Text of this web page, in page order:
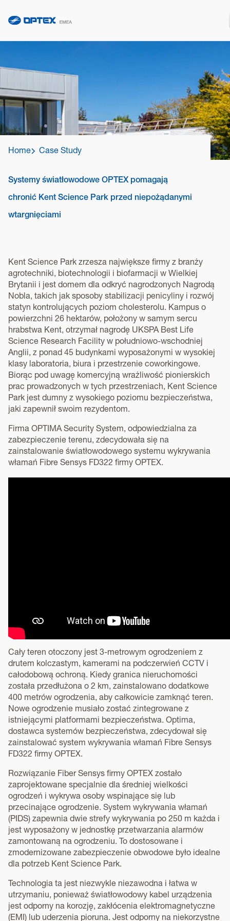
Home Case Study
Systemy światłowodowe OPTEX pomagają
chronić Kent Science Park przed niepożądanymi
wtargnięciami
Kent Science Park zrzesza największe firmy z branży
agrotechniki, biotechnologii i biofarmacji w Wielkiej
Brytanii i jest domem dla odkryć nagrodzonych Nagrodą
Nobla, takich jak sposoby stabilizacji penicyliny i rozwój
statyn kontrolujących poziom cholesterolu. Kampus o
powierzchni 26 hektarów, położony w samym sercu
hrabstwa Kent, otrzymał nagrodę UKSPA Best Life
Science Research Facility w południowo-wschodniej
Anglii, z ponad 45 budynkami wyposażonymi w wysokiej
klasy laboratoria, biura i przestrzenie coworkingowe.
Biorąc pod uwagę komercyjną wrażliwość pionierskich
prac prowadzonych w tych przestrzeniach, Kent Science
Park jest dumny z wysokiego poziomu bezpieczeństwa,
jaki zapewnił swoim rezydentom.
Firma OPTIMA Security System, odpowiedzialna za
zabezpieczenie terenu, zdecydowała się na
zainstalowanie światłowodowego systemu wykrywania
włamań Fibre Sensys FD322 firmy OPTEX.
Cały teren otoczony jest 3-metrowym ogrodzeniem z
drutem kolczastym, kamerami na podczerwień CCTV i
całodobową ochroną. Kiedy granica nieruchomości
została przedłużona o 2 km, zainstalowano dodatkowe
400 metrów ogrodzenia, aby całkowicie zamknąć teren.
Nowe ogrodzenie musiało zostać zintegrowane z
istniejącymi platformami bezpieczeństwa. Optima,
dostawca systemów bezpieczeństwa, zdecydował się
zainstalować system wykrywania włamań Fibre Sensys
FD322 firmy OPTEX.
Rozwiązanie Fiber Sensys firmy OPTEX zostało
zaprojektowane specjalnie dla średniej wielkości
ogrodzeń i wykrywa osoby wspinające się lub
przecinające ogrodzenie. System wykrywania włamań
(PIDS) zapewnia dwie strefy wykrywania po 250 m każda i
jest wyposażony w jednostkę przetwarzania alarmów
zamontowaną na ogrodzeniu. To dostosowane i
zmodernizowane zabezpieczenie obwodowe było idealne
dla potrzeb Kent Science Park.
Technologia ta jest niezwykle niezawodna i łatwa w
utrzymaniu, ponieważ światłowodowy kabel urządzenia
jest odporny na korozję, zakłócenia elektromagnetyczne
(EMI) lub uderzenia pioruna. Jest odporny na niekorzystne